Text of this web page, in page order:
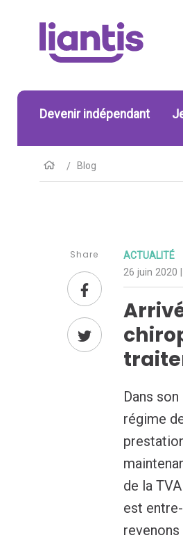
Devenir indépendant
Blog
Share ACTUALITÉ
26 juin 2020
Dans
régime
de la
est